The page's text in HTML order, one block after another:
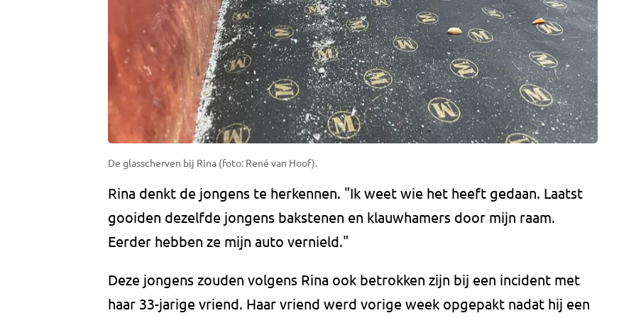
De glasscherven bij Rina (foto: René van Hoof).
Rina denkt de jongens te herkennen. "Ik weet wie het heeft gedaan. Laatst
gooiden dezelfde jongens bakstenen en klauwhamers door mijn raam.
Eerder hebben ze mijn auto vernield."
Deze jongens zouden volgens Rina ook betrokken zijn bij een incident met
haar 33-jarige vriend. Haar vriend werd vorige week opgepakt nadat hij een